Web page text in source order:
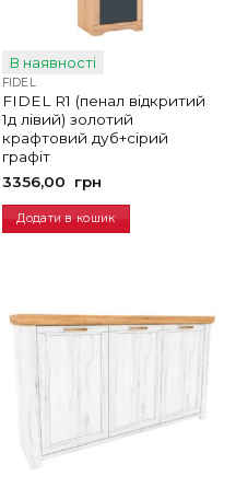
В наявності
FIDEL
FIDEL R1 (пенал відкритий
1д лівий) золотий
крафтовий дуб+сірий
графіт
3356,00
грн
Додати в кошик